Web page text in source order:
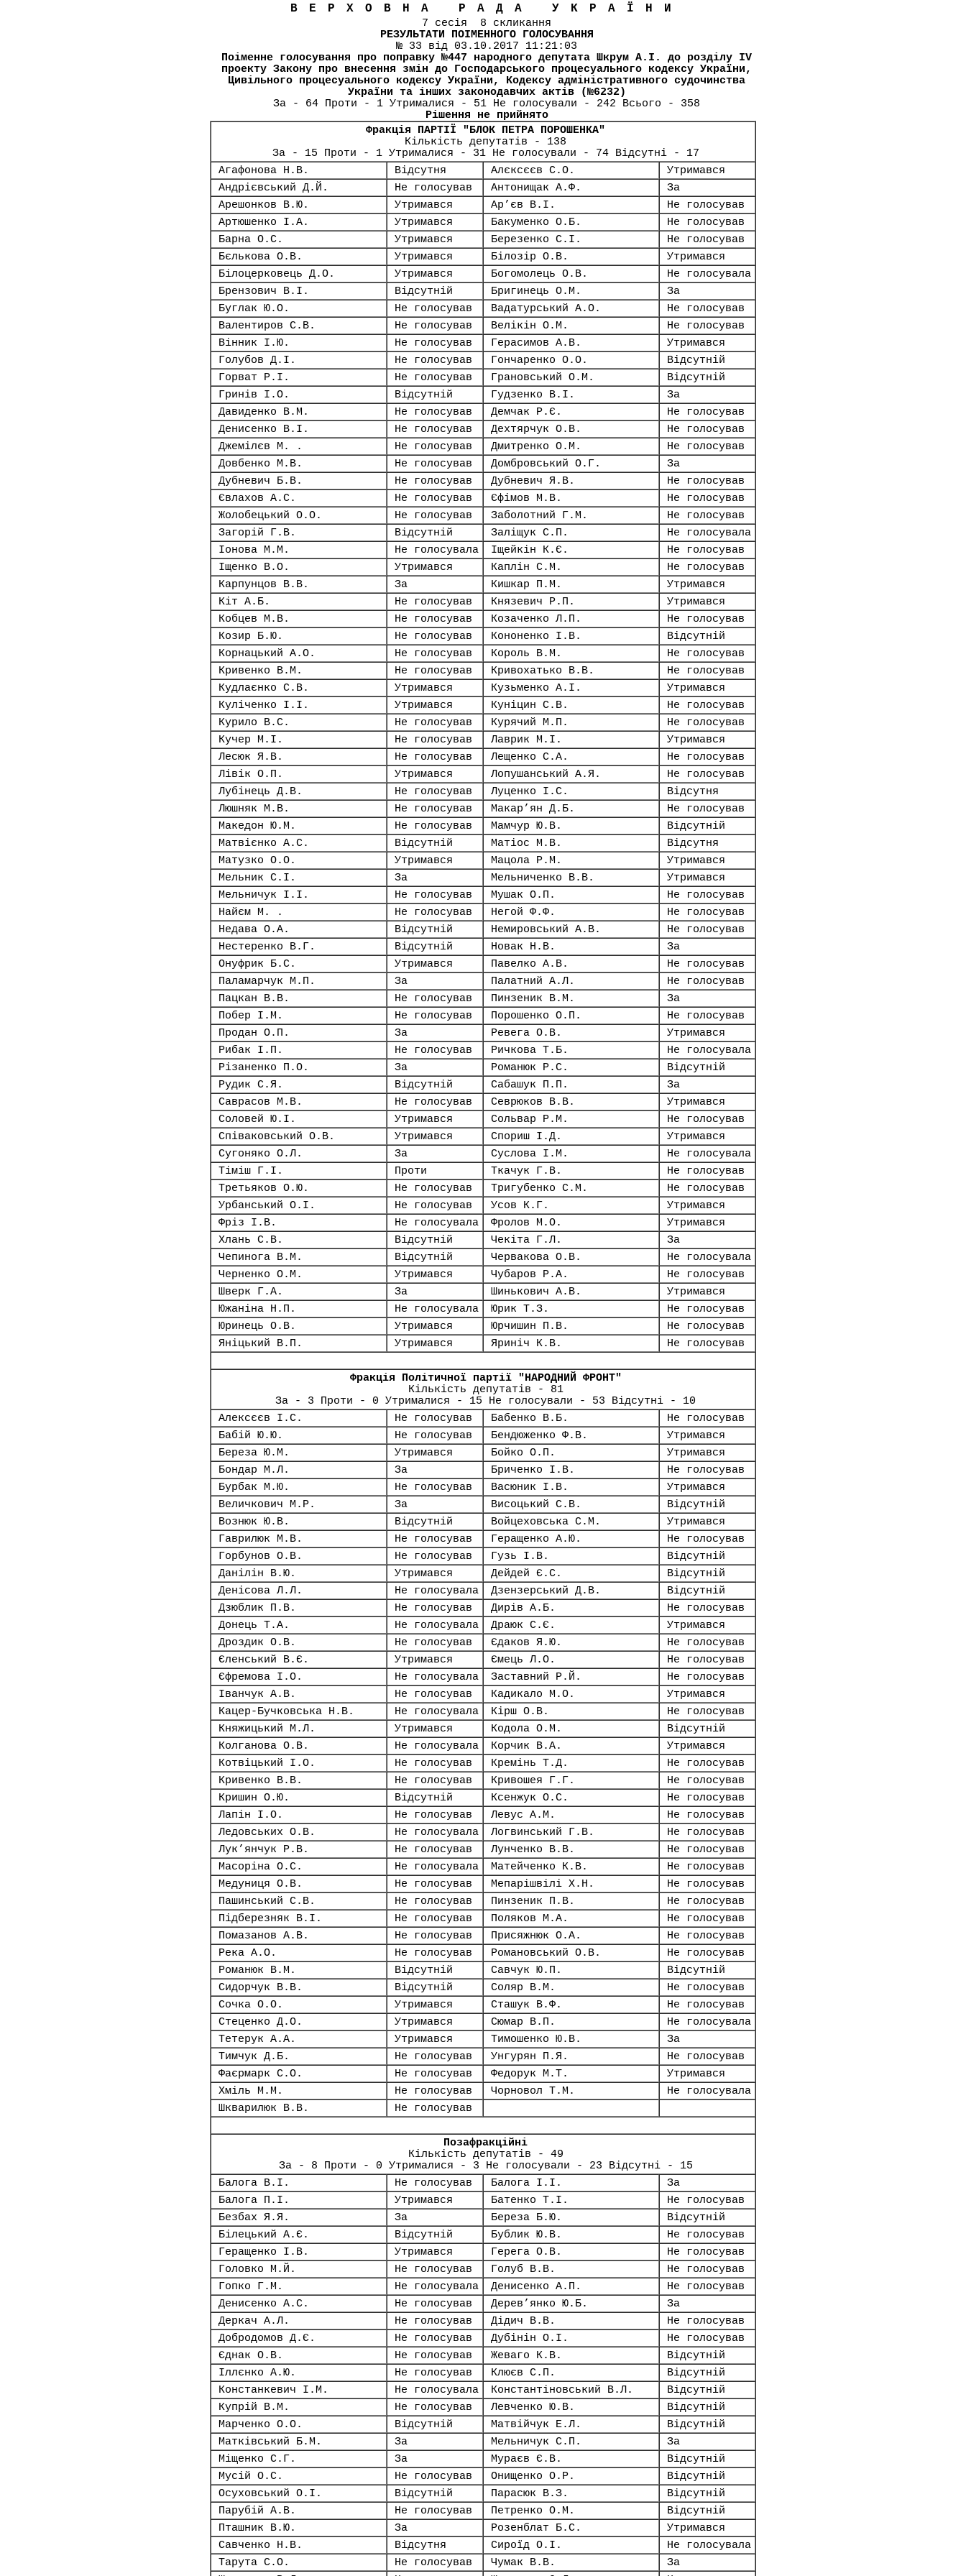
ВЕРХОВНА РАДА УКРАЇНИ
7 сесія 8 скликання
РЕЗУЛЬТАТИ ПОІМЕННОГО ГОЛОСУВАННЯ
№ 33 від 03.10.2017 11:21:03
Поіменне голосування про поправку №447 народного депутата Шкрум А.І. до розділу IV
проекту Закону про внесення змін до Господарського процесуального кодексу України,
Цивільного процесуального кодексу України, Кодексу адміністративного судочинства
України та інших законодавчих актів (№6232)
За - 64 Проти - 1 Утрималися - 51 Не голосували - 242 Всього - 358
Рішення не прийнято
Фракція ПАРТІЇ "БЛОК ПЕТРА ПОРОШЕНКА"
Кількість депутатів - 138
За - 15 Проти - 1 Утрималися - 31 Не голосували - 74 Відсутні - 17
Агафонова Н.В.
Відсутня Алєксєєв С.О.
Утримався
Андрієвський Д.Й.
Не голосував Антонищак А.Ф.
За
Арешонков В.Ю.
Утримався Ар’єв В.І.
Не голосував
Артюшенко І.А.
Утримався Бакуменко О.Б.
Не голосував
Барна О.С.
Утримався Березенко С.І.
Не голосував
Бєлькова О.В.
Утримався Білозір О.В.
Утримався
Білоцерковець Д.О.
Утримався Богомолець О.В.
Не голосувала
Брензович В.І.
Відсутній Бригинець О.М.
За
Буглак Ю.О.
Не голосував Вадатурський А.О.
Не голосував
Валентиров С.В.
Не голосував Велікін О.М.
Не голосував
Вінник І.Ю.
Не голосував Герасимов А.В.
Утримався
Голубов Д.І.
Не голосував Гончаренко О.О.
Відсутній
Горват Р.І.
Не голосував Грановський О.М.
Відсутній
Гринів І.О.
Відсутній Гудзенко В.І.
За
Давиденко В.М.
Не голосував Демчак Р.Є.
Не голосував
Денисенко В.І.
Не голосував Дехтярчук О.В.
Не голосував
Джемілєв М. .
Не голосував Дмитренко О.М.
Не голосував
Довбенко М.В.
Не голосував Домбровський О.Г.
За
Дубневич Б.В.
Не голосував Дубневич Я.В.
Не голосував
Євлахов А.С.
Не голосував Єфімов М.В.
Не голосував
Жолобецький О.О.
Не голосував Заболотний Г.М.
Не голосував
Загорій Г.В.
Відсутній Заліщук С.П.
Не голосувала
Іонова М.М.
Не голосувала Іщейкін К.Є.
Не голосував
Іщенко В.О.
Утримався Каплін С.М.
Не голосував
Карпунцов В.В.
За Кишкар П.М.
Утримався
Кіт А.Б.
Не голосував Князевич Р.П.
Утримався
Кобцев М.В.
Не голосував Козаченко Л.П.
Не голосував
Козир Б.Ю.
Не голосував Кононенко І.В.
Відсутній
Корнацький А.О.
Не голосував Король В.М.
Не голосував
Кривенко В.М.
Не голосував Кривохатько В.В.
Не голосував
Кудлаєнко С.В.
Утримався Кузьменко А.І.
Утримався
Куліченко І.І.
Утримався Куніцин С.В.
Не голосував
Курило В.С.
Не голосував Курячий М.П.
Не голосував
Кучер М.І.
Не голосував Лаврик М.І.
Утримався
Лесюк Я.В.
Не голосував Лещенко С.А.
Не голосував
Лівік О.П.
Утримався Лопушанський А.Я.
Не голосував
Лубінець Д.В.
Не голосував Луценко І.С.
Відсутня
Люшняк М.В.
Не голосував Макар’ян Д.Б.
Не голосував
Македон Ю.М.
Не голосував Мамчур Ю.В.
Відсутній
Матвієнко А.С.
Відсутній Матіос М.В.
Відсутня
Матузко О.О.
Утримався Мацола Р.М.
Утримався
Мельник С.І.
За Мельниченко В.В.
Утримався
Мельничук І.І.
Не голосував Мушак О.П.
Не голосував
Найєм М. .
Не голосував Негой Ф.Ф.
Не голосував
Недава О.А.
Відсутній Немировський А.В.
Не голосував
Нестеренко В.Г.
Відсутній Новак Н.В.
За
Онуфрик Б.С.
Утримався Павелко А.В.
Не голосував
Паламарчук М.П.
За Палатний А.Л.
Не голосував
Пацкан В.В.
Не голосував Пинзеник В.М.
За
Побер І.М.
Не голосував Порошенко О.П.
Не голосував
Продан О.П.
За Ревега О.В.
Утримався
Рибак І.П.
Не голосував Ричкова Т.Б.
Не голосувала
Різаненко П.О.
За Романюк Р.С.
Відсутній
Рудик С.Я.
Відсутній Сабашук П.П.
За
Саврасов М.В.
Не голосував Севрюков В.В.
Утримався
Соловей Ю.І.
Утримався Сольвар Р.М.
Не голосував
Співаковський О.В.
Утримався Спориш І.Д.
Утримався
Сугоняко О.Л.
За Суслова І.М.
Не голосувала
Тіміш Г.І.
Проти Ткачук Г.В.
Не голосував
Третьяков О.Ю.
Не голосував Тригубенко С.М.
Не голосував
Урбанський О.І.
Не голосував Усов К.Г.
Утримався
Фріз І.В.
Не голосувала Фролов М.О.
Утримався
Хлань С.В.
Відсутній Чекіта Г.Л.
За
Чепинога В.М.
Відсутній Червакова О.В.
Не голосувала
Черненко О.М.
Утримався Чубаров Р.А.
Не голосував
Шверк Г.А.
За Шинькович А.В.
Утримався
Южаніна Н.П.
Не голосувала Юрик Т.З.
Не голосував
Юринець О.В.
Утримався Юрчишин П.В.
Не голосував
Яніцький В.П.
Утримався Яриніч К.В. Не голосував
Фракція Політичної партії "НАРОДНИЙ ФРОНТ"
Кількість депутатів - 81
За - 3 Проти - 0 Утрималися - 15 Не голосували - 53 Відсутні - 10
Алексєєв І.С.
Не голосував Бабенко В.Б.
Не голосував
Бабій Ю.Ю.
Не голосував Бендюженко Ф.В.
Утримався
Береза Ю.М.
Утримався Бойко О.П.
Утримався
Бондар М.Л.
За Бриченко І.В.
Не голосував
Бурбак М.Ю.
Не голосував Васюник І.В.
Утримався
Величкович М.Р.
За Висоцький С.В.
Відсутній
Вознюк Ю.В.
Відсутній Войцеховська С.М.
Утримався
Гаврилюк М.В.
Не голосував Геращенко А.Ю.
Не голосував
Горбунов О.В.
Не голосував Гузь І.В.
Відсутній
Данілін В.Ю.
Утримався Дейдей Є.С.
Відсутній
Денісова Л.Л.
Не голосувала Дзензерський Д.В.
Відсутній
Дзюблик П.В.
Не голосував Дирів А.Б.
Не голосував
Донець Т.А.
Не голосувала Драюк С.Є.
Утримався
Дроздик О.В.
Не голосував Єдаков Я.Ю.
Не голосував
Єленський В.Є.
Утримався Ємець Л.О.
Не голосував
Єфремова І.О.
Не голосувала Заставний Р.Й.
Не голосував
Іванчук А.В.
Не голосував Кадикало М.О.
Утримався
Кацер-Бучковська Н.В.
Не голосувала Кірш О.В.
Не голосував
Княжицький М.Л.
Утримався Кодола О.М.
Відсутній
Колганова О.В.
Не голосувала Корчик В.А.
Утримався
Котвіцький І.О.
Не голосував Кремінь Т.Д.
Не голосував
Кривенко В.В.
Не голосував Кривошея Г.Г.
Не голосував
Кришин О.Ю.
Відсутній Ксенжук О.С.
Не голосував
Лапін І.О.
Не голосував Левус А.М.
Не голосував
Ледовських О.В.
Не голосувала Логвинський Г.В.
Не голосував
Лук’янчук Р.В.
Не голосував Лунченко В.В.
Не голосував
Масоріна О.С.
Не голосувала Матейченко К.В.
Не голосував
Медуниця О.В.
Не голосував Мепарішвілі Х.Н.
Не голосував
Пашинський С.В.
Не голосував Пинзеник П.В.
Не голосував
Підберезняк В.І.
Не голосував Поляков М.А.
Не голосував
Помазанов А.В.
Не голосував Присяжнюк О.А.
Не голосував
Река А.О.
Не голосував Романовський О.В.
Не голосував
Романюк В.М.
Відсутній Савчук Ю.П.
Відсутній
Сидорчук В.В.
Відсутній Соляр В.М.
Не голосував
Сочка О.О.
Утримався Сташук В.Ф.
Не голосував
Стеценко Д.О.
Утримався Сюмар В.П.
Не голосувала
Тетерук А.А.
Утримався Тимошенко Ю.В.
За
Тимчук Д.Б.
Не голосував Унгурян П.Я.
Не голосував
Фаєрмарк С.О.
Не голосував Федорук М.Т.
Утримався
Хміль М.М.
Не голосував Чорновол Т.М.
Не голосувала
Шкварилюк В.В.
Не голосував
Позафракційні
Кількість депутатів - 49
За - 8 Проти - 0 Утрималися - 3 Не голосували - 23 Відсутні - 15
Балога В.І.
Не голосував Балога І.І.
За
Балога П.І.
Утримався Батенко Т.І.
Не голосував
Безбах Я.Я.
За Береза Б.Ю.
Відсутній
Білецький А.Є.
Відсутній Бублик Ю.В.
Не голосував
Геращенко І.В.
Утримався Герега О.В.
Не голосував
Головко М.Й.
Не голосував Голуб В.В.
Не голосував
Гопко Г.М.
Не голосувала Денисенко А.П.
Не голосував
Денисенко А.С.
Не голосував Дерев’янко Ю.Б.
За
Деркач А.Л.
Не голосував Дідич В.В.
Не голосував
Добродомов Д.Є.
Не голосував Дубінін О.І.
Не голосував
Єднак О.В.
Не голосував Жеваго К.В.
Відсутній
Іллєнко А.Ю.
Не голосував Клюєв С.П.
Відсутній
Констанкевич І.М.
Не голосувала Константіновський В.Л.
Відсутній
Купрій В.М.
Не голосував Левченко Ю.В.
Відсутній
Марченко О.О.
Відсутній Матвійчук Е.Л.
Відсутній
Матківський Б.М.
За Мельничук С.П.
За
Міщенко С.Г.
За Мураєв Є.В.
Відсутній
Мусій О.С.
Не голосував Онищенко О.Р.
Відсутній
Осуховський О.І.
Відсутній Парасюк В.З.
Відсутній
Парубій А.В.
Не голосував Петренко О.М.
Відсутній
Пташник В.Ю.
За Розенблат Б.С.
Утримався
Савченко Н.В.
Відсутня Сироїд О.І.
Не голосувала
Тарута С.О.
Не голосував Чумак В.В.
За